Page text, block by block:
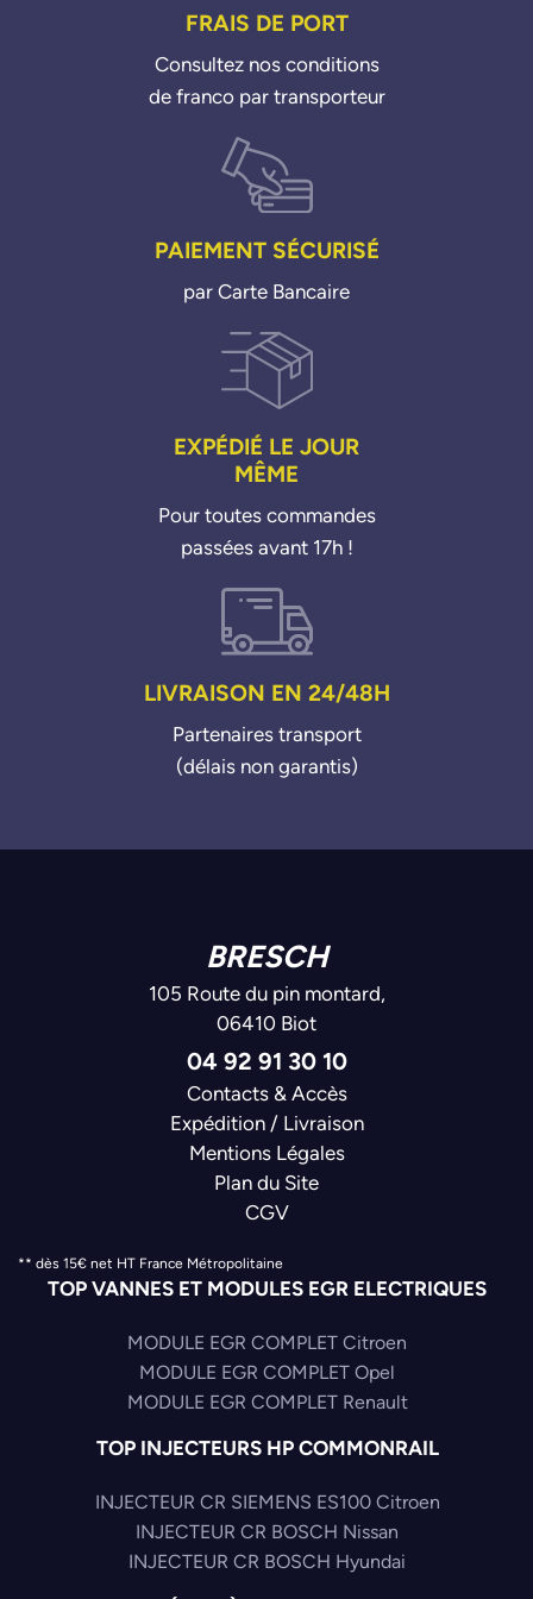
35074368
FRAIS DE PORT
Consultez nos conditions
de franco par transporteur
PAIEMENT SÉCURISÉ
par Carte Bancaire
EXPÉDIÉ LE JOUR
MÊME
Pour toutes commandes
passées avant 17h !
LIVRAISON EN 24/48H
Partenaires transport
(délais non garantis)
BRESCH
105 Route du pin montard,
06410 Biot
04 92 91 30 10
Contacts & Accès
Expédition / Livraison
Mentions Légales
Plan du Site
CGV
** dès 15€ net HT France Métropolitaine
TOP VANNES ET MODULES EGR ELECTRIQUES
MODULE EGR COMPLET Citroen
MODULE EGR COMPLET Opel
MODULE EGR COMPLET Renault
TOP INJECTEURS HP COMMONRAIL
INJECTEUR CR SIEMENS ES100 Citroen
INJECTEUR CR BOSCH Nissan
INJECTEUR CR BOSCH Hyundai